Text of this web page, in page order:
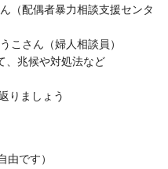
配偶者暴力相談支援センタ
うこさん（婦人相談員）
て、兆候や対処法など
返りましょう
です）